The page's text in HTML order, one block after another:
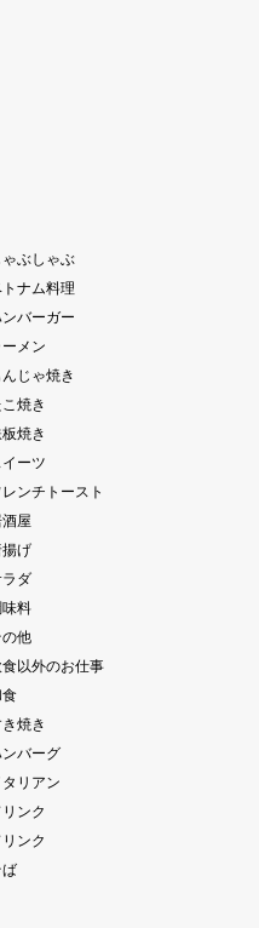
ゃぶしゃぶ
ナム料理
バーガー
メン
んじゃ焼き
焼き
焼き
ーツ
ンチトースト
屋
げ
ダ
料
他
以外のお仕事
焼き
バーグ
リアン
リンク
リンク